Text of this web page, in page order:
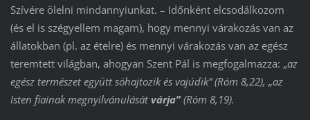
Szívére ölelni mindannyiunkat. – Időnként elcsodálkozom
(és el is szégyellem magam), hogy mennyi várakozás van az
állatokban (pl. az ételre) és mennyi várakozás van az egész
teremtett világban, ahogyan Szent Pál is megfogalmazza: „az
egész természet együtt sóhajtozik és vajúdik” (Róm 8,22), „az
Isten fiainak megnyilvánulásátvárja”(Róm 8,19).